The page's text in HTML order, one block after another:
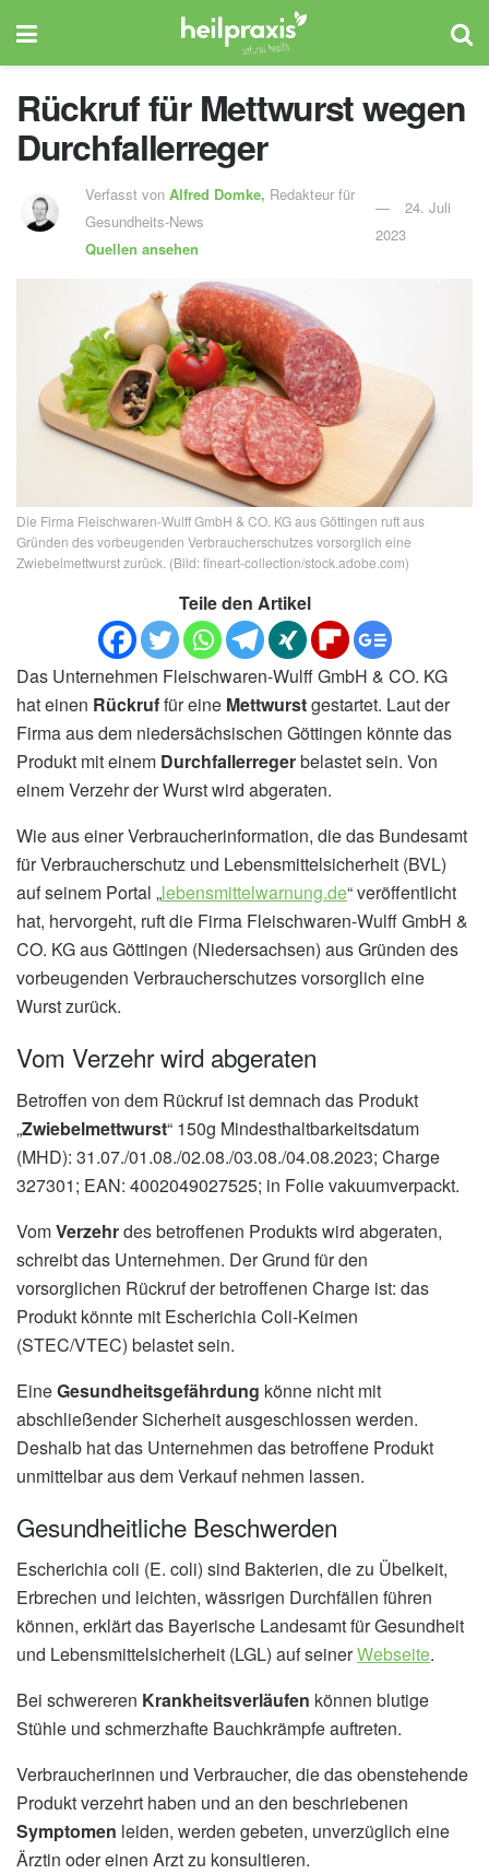
Rückruf für Mettwurst wegen
Durchfallerreger
Verfasst vonAlfred Domke, Redakteur für
Gesundheits-News
Quellen ansehen
24. Juli
2023
Die Firma Fleischwaren-Wulff GmbH & CO. KG aus Göttingen ruft aus
Gründen des vorbeugenden Verbraucherschutzes vorsorglich eine
Zwiebelmettwurst zurück. (Bild: fineart-collection/stock.adobe.com)
Teile den Artikel
Das Unternehmen Fleischwaren-Wulff GmbH & CO. KG
hat einen Rückruffür eine Mettwurstgestartet. Laut der
Firma aus dem niedersächsischen Göttingen könnte das
Produkt mit einem Durchfallerregerbelastet sein. Von
einem Verzehr der Wurst wird abgeraten.
Wie aus einer Verbraucherinformation, die das Bundesamt
für Verbraucherschutz und Lebensmittelsicherheit (BVL)
auf seinem Portal „lebensmittelwarnung.de“ veröffentlicht
hat, hervorgeht, ruft die Firma Fleischwaren-Wulff GmbH &
CO. KG aus Göttingen (Niedersachsen) aus Gründen des
vorbeugenden Verbraucherschutzes vorsorglich eine
Wurst zurück.
Vom Verzehr wird abgeraten
Betroffen von dem Rückruf ist demnach das Produkt
„Zwiebelmettwurst“ 150g Mindesthaltbarkeitsdatum
(MHD): 31.07./01.08./02.08./03.08./04.08.2023; Charge
327301; EAN: 4002049027525; in Folie vakuumverpackt.
VomVerzehrdes betroffenen Produkts wird abgeraten,
schreibt das Unternehmen. Der Grund für den
vorsorglichen Rückruf der betroffenen Charge ist: das
Produkt könnte mit Escherichia Coli-Keimen
(STEC/VTEC) belastet sein.
EineGesundheitsgefährdung könne nicht mit
abschließender Sicherheit ausgeschlossen werden.
Deshalb hat das Unternehmen das betroffene Produkt
unmittelbar aus dem Verkauf nehmen lassen.
Gesundheitliche Beschwerden
Escherichia coli (E. coli) sind Bakterien, die zu Übelkeit,
Erbrechen und leichten, wässrigen Durchfällen führen
können, erklärt das Bayerische Landesamt für Gesundheit
und Lebensmittelsicherheit (LGL) auf seinerWebseite.
Bei schwereren Krankheitsverläufen können blutige
Stühle und schmerzhafte Bauchkrämpfe auftreten.
Verbraucherinnen und Verbraucher, die das obenstehende
Produkt verzehrt haben und an den beschriebenen
Symptomen leiden, werden gebeten, unverzüglich eine
Ärztin oder einen Arzt zu konsultieren.